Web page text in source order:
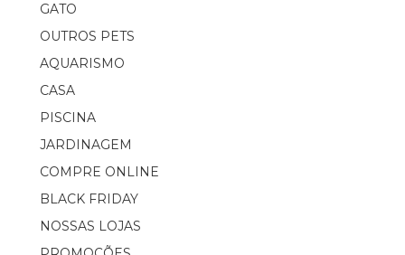
GATO
OUTROS PETS
AQUARISMO
CASA
PISCINA
JARDINAGEM
COMPRE ONLINE
BLACK FRIDAY
NOSSAS LOJAS